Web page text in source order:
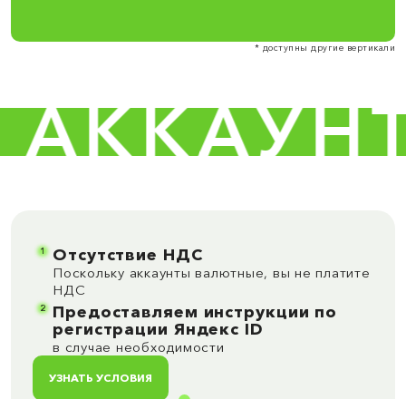
* доступны другие вертикали
1 Отсутствие НДС
Поскольку аккаунты валютные, вы не платите
НДС
2
Предоставляем инструкции по
регистрации Яндекс ID
в случае необходимости
УЗНАТЬ УСЛОВИЯ